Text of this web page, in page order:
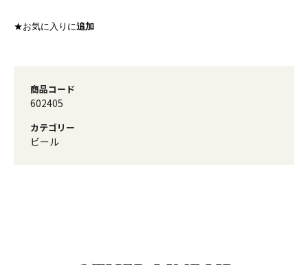
★お気に入りに追加
商品コード
602405
カテゴリー
ビール